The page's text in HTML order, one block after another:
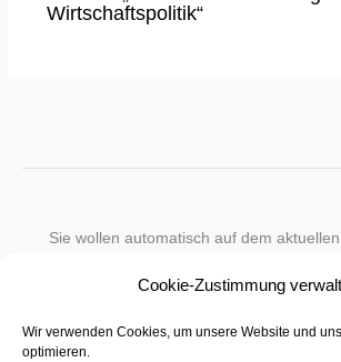
Cookie-Zustimmung
Wir verwenden Cookies, um unsere Website und
optimieren.
Wirtschaftspolitik“
Sie wollen automatisch auf dem
in unseren Newsletter-
Senden Sie für ein Angebot einfach eine